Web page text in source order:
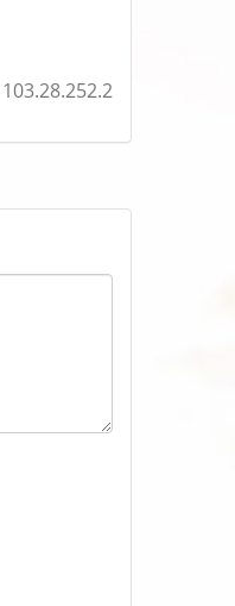
103.28.252.2